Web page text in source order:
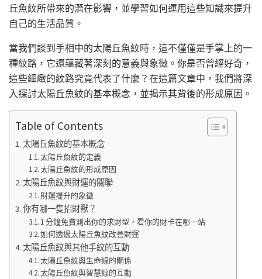
丘魚紋所帶來的潛在影響，並學習如何運用這些知識來提升
自己的生活品質。
當我們談到手相中的太陽丘魚紋時，這不僅僅是手掌上的一
種紋路，它還蘊藏著深刻的意義與象徵。你是否曾經好奇，
這些細緻的紋路究竟代表了什麼？在這篇文章中，我們將深
入探討太陽丘魚紋的基本概念，並揭示其背後的形成原因。
Table of Contents
太陽丘魚紋的基本概念
太陽丘魚紋的定義
太陽丘魚紋的形成原因
太陽丘魚紋與財運的關聯
財運提升的象徵
你有哪一隻招財獸？
1 分鐘免費測出你的求財型，看你的財卡在哪一站
如何透過太陽丘魚紋改善財運
太陽丘魚紋與其他手紋的互動
太陽丘魚紋與生命線的關係
太陽丘魚紋與智慧線的互動